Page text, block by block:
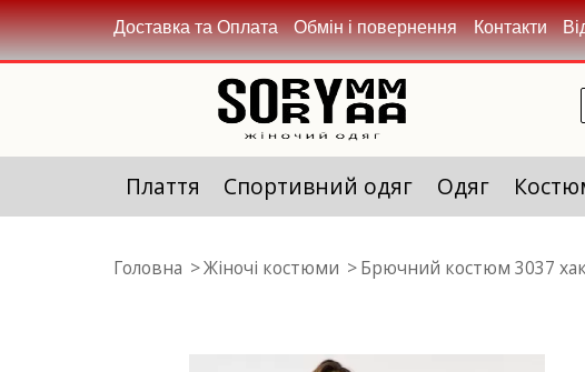
Доставка та Оплата Обмін і повернення Контакти
Плаття Спортивний одяг Одяг
Головна Жіночі костюми Брючний костюм 3037